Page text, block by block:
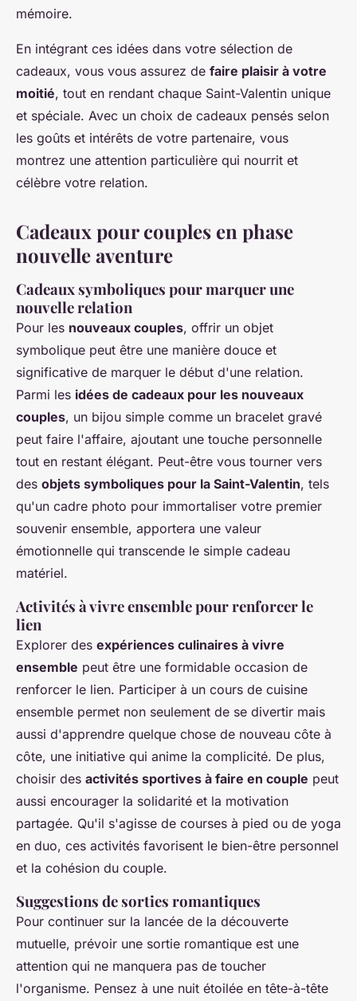
mémoire.
En intégrant ces idées dans votre sélection de
cadeaux, vous vous assurez de faire plaisir à votre
moitié, tout en rendant chaque Saint-Valentin unique
et spéciale. Avec un choix de cadeaux pensés selon
les goûts et intérêts de votre partenaire, vous
montrez une attention particulière qui nourrit et
célèbre votre relation.
Cadeaux pour couples en phase
nouvelle aventure
Cadeaux symboliques pour marquer une
nouvelle relation
Pour les nouveaux couples, offrir un objet
symbolique peut être une manière douce et
significative de marquer le début d'une relation.
Parmi les idées de cadeaux pour les nouveaux
couples, un bijou simple comme un bracelet gravé
peut faire l'affaire, ajoutant une touche personnelle
tout en restant élégant. Peut-être vous tourner vers
des objets symboliques pour la Saint-Valentin, tels
qu'un cadre photo pour immortaliser votre premier
souvenir ensemble, apportera une valeur
émotionnelle qui transcende le simple cadeau
matériel.
Activités à vivre ensemble pour renforcer le
lien
Explorer des expériences culinaires à vivre
ensemble peut être une formidable occasion de
renforcer le lien. Participer à un cours de cuisine
ensemble permet non seulement de se divertir mais
aussi d'apprendre quelque chose de nouveau côte à
côte, une initiative qui anime la complicité. De plus,
choisir des activités sportives à faire en couple peut
aussi encourager la solidarité et la motivation
partagée. Qu'il s'agisse de courses à pied ou de yoga
en duo, ces activités favorisent le bien-être personnel
et la cohésion du couple.
Suggestions de sorties romantiques
Pour continuer sur la lancée de la découverte
mutuelle, prévoir une sortie romantique est une
attention qui ne manquera pas de toucher
l'organisme. Pensez à une nuit étoilée en tête-à-tête